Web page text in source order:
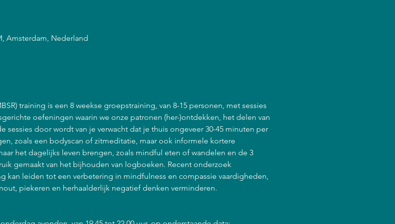
Amsterdam, Nederland
training is een 8 weekse groepstraining, van 8-15 personen, met sessies
oefeningen waarin we onze patronen (her-)ontdekken, het delen van
sessies door wordt van je verwacht dat je thuis ongeveer 30-45 minuten per
zoals een bodyscan of zitmeditatie, maar ook informele kortere
het dagelijks leven brengen, zoals mindful eten of wandelen en de 3
gemaakt van het bijhouden van logboeken. Recent onderzoek
kan leiden tot een verbetering in mindfulness en compassie vaardigheden,
piekeren en herhaalderlijk negatief denken verminderen.